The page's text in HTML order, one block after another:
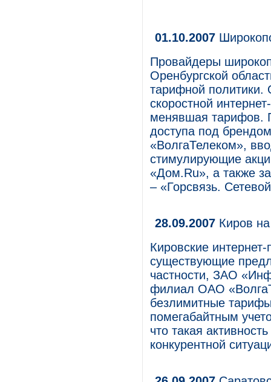
01.10.2007
Провайдеры
Оренбургской
тарифной
скоростной
менявшая тарифов.
доступа под
«ВолгаТелеком»,
стимулирующие
«Дом.Ru», а также
– «Горсвязь.
28.09.2007 Киров
Кировские
существующие
частности, ЗАО
филиал ОАО
безлимитные
помегабайтным
что такая
конкурентной